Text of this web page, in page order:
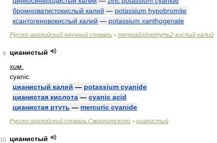
бромноватистокислый калий — potassium hypobromite
ксантогеновокислый калий — potassium xanthogenate
Русско-английский научный словарь > тетрайодортуть2-кислый калий
9
цианистый
хим.
cyanic
цианистый калий — potassium cyanide
цианистая кислота — cyanic acid
цианистая ртуть — mercuric cyanide
Русско-английский словарь Смирнитского > цианистый
10
цианистый